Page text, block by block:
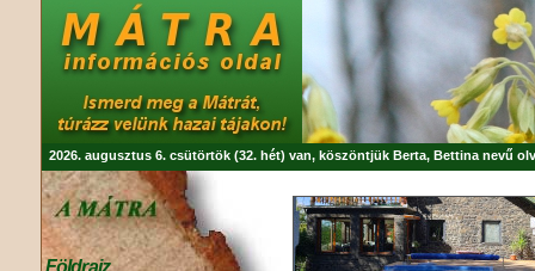
2026. augusztus 6. csütörtök (32. hét) van, köszöntjük Berta, Bettina nevű
Földrajz